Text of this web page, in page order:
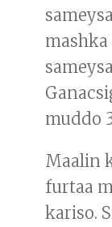
mashka
muddo
Maalin
furtaa
kariso.